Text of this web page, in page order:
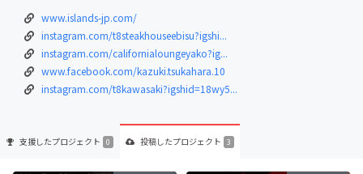
www.islands-jp.com/
instagram.com/t8steakhouseebisu?igshi...
instagram.com/californialoungeyako?ig...
www.facebook.com/kazuki.tsukahara.10
instagram.com/t8kawasaki?igshid=18wy5...
支援したプロジェクト 0 投稿したプロジェクト 3